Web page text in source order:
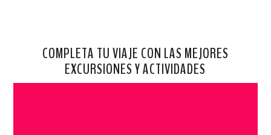
COMPLETA TU VIAJE CON LAS MEJORES
EXCURSIONES Y ACTIVIDADES